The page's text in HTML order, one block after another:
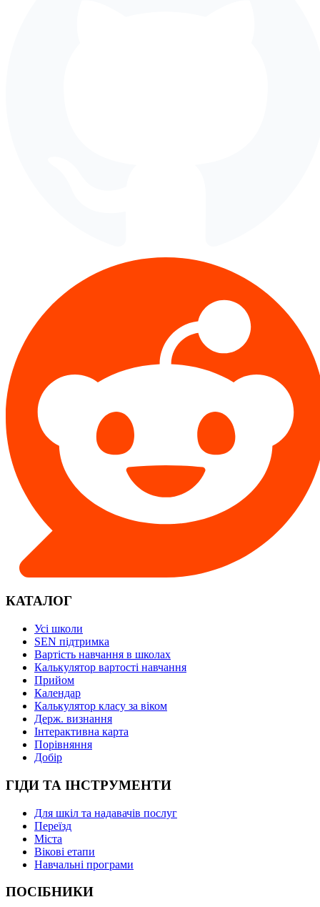
КАТАЛОГ
Усі школи
SEN підтримка
Вартість навчання в школах
Калькулятор вартості навчання
Прийом
Календар
Калькулятор класу за віком
Держ. визнання
Інтерактивна карта
Порівняння
Добір
ГІДИ ТА ІНСТРУМЕНТИ
Для шкіл та надавачів послуг
Переїзд
Міста
Вікові етапи
Навчальні програми
ПОСІБНИКИ